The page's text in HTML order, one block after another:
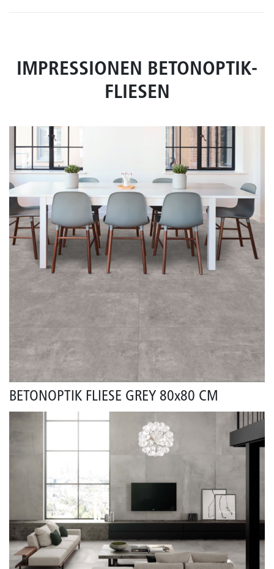
IMPRESSIONEN BETONOPTIK-
FLIESEN
BETONOPTIK FLIESE GREY 80x80 CM